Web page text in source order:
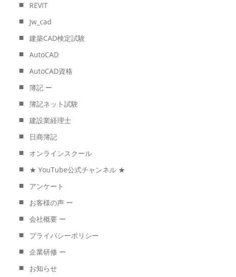
REVIT
Jw_cad
建築CAD検定試験
AutoCAD
AutoCAD資格
簿記 ー
簿記ネット試験
建設業経理士
日商簿記
オンラインスクール
★ YouTube公式チャンネル ★
アンケート
お客様の声 ー
会社概要 ー
プライバシーポリシー
企業研修 ー
お知らせ